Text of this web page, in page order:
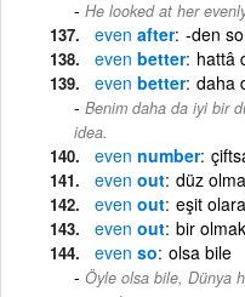
He looked at her
even after -den
even better hattâ
even better daha
Benim daha da iyi bir
idea.
even number
even out düz
even out eşit
even out bir olmak
even so olsa bile
Öyle olsa bile, Dünya